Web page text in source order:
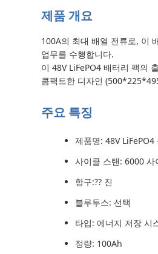
제품 개요
100A의 최대 배열 전류로, 이
업무를 수행합니다.
이 48V LiFePO4 배터리 팩의
콤팩트한 디자인
주요 특징
제품명: 48V LiFePO4
사이클 스탠: 6000 사
항구:?? 진
블루투스: 선택
타입: 에너지 저장 시
정량: 100Ah